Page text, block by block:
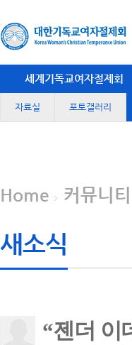
세계기독교여자절제회
자료실 포토갤러리
Home 커뮤니티
새소식
“젠더 이